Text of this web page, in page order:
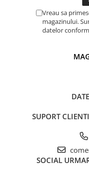
Statii energie portabile
Dulapuri pentru cablare
cabluri USB,
Cablu de date si
Solutii solare portabile
Vreau sa
magazinului.
datelor conform
SUPORT CLIENTI
SOCIAL